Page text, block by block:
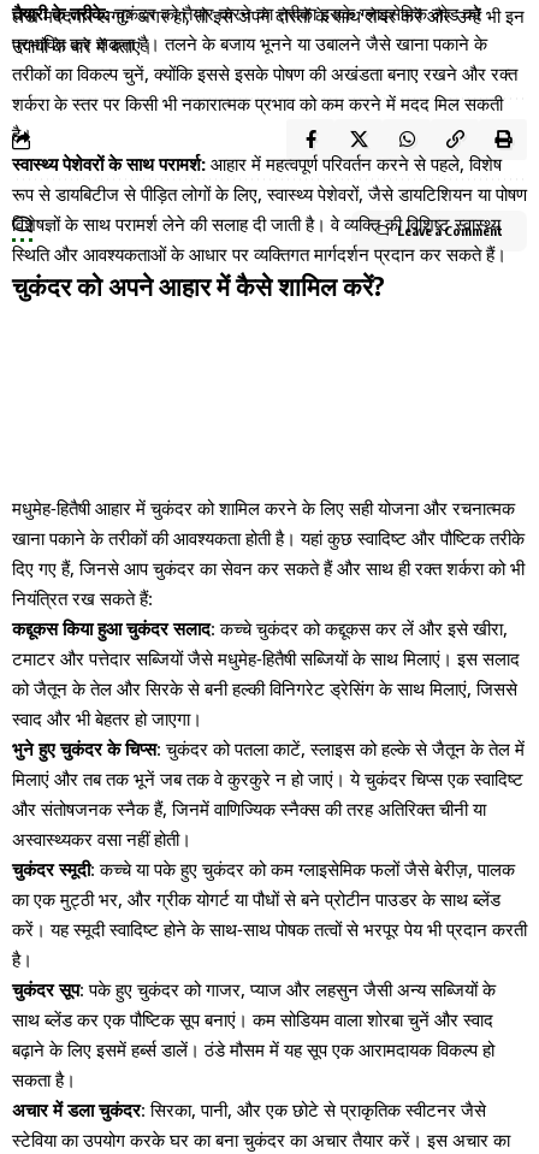
लेख मददगार लगा? अगर हां, तो इसे अपने दोस्तों के साथ शेयर करें और उन्हें भी इन
उपायों के बारे में बताएं।
Leave a Comment
तैयारी के तरीके:चुकंदर को तैयार करने का तरीका इसके ग्लाइसेमिक लोड को
प्रभावित कर सकता है। तलने के बजाय भूनने या उबालने जैसे खाना पकाने के
तरीकों का विकल्प चुनें, क्योंकि इससे इसके पोषण की अखंडता बनाए रखने और रक्त
शर्करा के स्तर पर किसी भी नकारात्मक प्रभाव को कम करने में मदद मिल सकती
है।
स्वास्थ्य पेशेवरों के साथ परामर्श: आहार में महत्वपूर्ण परिवर्तन करने से पहले, विशेष
रूप से डायबिटीज से पीड़ित लोगों के लिए, स्वास्थ्य पेशेवरों, जैसे डायटिशियन या पोषण
विशेषज्ञों के साथ परामर्श लेने की सलाह दी जाती है। वे व्यक्ति की विशिष्ट स्वास्थ्य
स्थिति और आवश्यकताओं के आधार पर व्यक्तिगत मार्गदर्शन प्रदान कर सकते हैं।
चुकंदर को अपने आहार में कैसे शामिल करें?
मधुमेह-हितैषी आहार में चुकंदर को शामिल करने के लिए सही योजना और रचनात्मक
खाना पकाने के तरीकों की आवश्यकता होती है। यहां कुछ स्वादिष्ट और पौष्टिक तरीके
दिए गए हैं, जिनसे आप चुकंदर का सेवन कर सकते हैं और साथ ही रक्त शर्करा को भी
नियंत्रित रख सकते हैं:
कद्दूकस किया हुआ चुकंदर सलाद: कच्चे चुकंदर को कद्दूकस कर लें और इसे खीरा,
टमाटर और पत्तेदार सब्जियों जैसे मधुमेह-हितैषी सब्जियों के साथ मिलाएं। इस सलाद
को जैतून के तेल और सिरके से बनी हल्की विनिगरेट ड्रेसिंग के साथ मिलाएं, जिससे
स्वाद और भी बेहतर हो जाएगा।
भुने हुए चुकंदर के चिप्स: चुकंदर को पतला काटें, स्लाइस को हल्के से जैतून के तेल में
मिलाएं और तब तक भूनें जब तक वे कुरकुरे न हो जाएं। ये चुकंदर चिप्स एक स्वादिष्ट
और संतोषजनक स्नैक हैं, जिनमें वाणिज्यिक स्नैक्स की तरह अतिरिक्त चीनी या
अस्वास्थ्यकर वसा नहीं होती।
चुकंदर स्मूदी: कच्चे या पके हुए चुकंदर को कम ग्लाइसेमिक फलों जैसे बेरीज़, पालक
का एक मुट्ठी भर, और ग्रीक योगर्ट या पौधों से बने प्रोटीन पाउडर के साथ ब्लेंड
करें। यह स्मूदी स्वादिष्ट होने के साथ-साथ पोषक तत्वों से भरपूर पेय भी प्रदान करती
है।
चुकंदर सूप: पके हुए चुकंदर को गाजर, प्याज और लहसुन जैसी अन्य सब्जियों के
साथ ब्लेंड कर एक पौष्टिक सूप बनाएं। कम सोडियम वाला शोरबा चुनें और स्वाद
बढ़ाने के लिए इसमें हर्ब्स डालें। ठंडे मौसम में यह सूप एक आरामदायक विकल्प हो
सकता है।
अचार में डला चुकंदर: सिरका, पानी, और एक छोटे से प्राकृतिक स्वीटनर जैसे
स्टेविया का उपयोग करके घर का बना चुकंदर का अचार तैयार करें। इस अचार का